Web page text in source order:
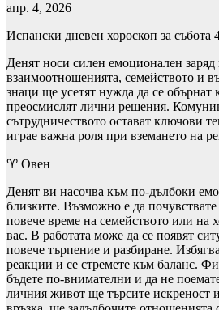
апр. 4, 2026
Испански дневен хороскоп за събота
Денят носи силен емоционален заряд
взаимоотношенията, семейството и
знаци ще усетят нужда да се обърнат
преосмислят лични решения.
сътрудничеството остават ключови
играе важна роля при вземането на
♈ Овен
Денят ви насочва към по-дълбоки
близките. Възможно е да
повече време на семейството или на
вас. В работата може да се появят
повече търпение и разбиране.
реакции и се стремете към баланс.
бъдете по-внимателни и да не
личния живот ще търсите искреност